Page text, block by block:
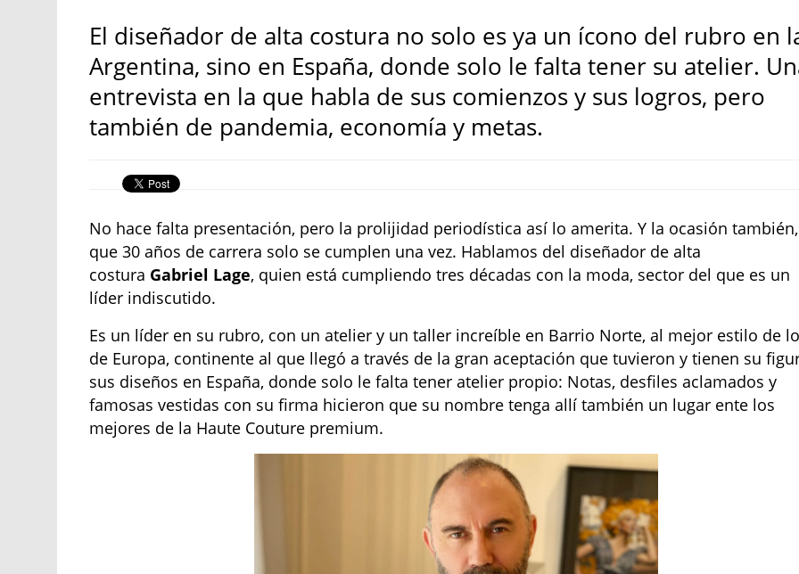
El diseñador de alta costura no solo es ya un ícono del rubro en
Argentina, sino en España, donde solo le falta tener su atelier.
entrevista en la que habla de sus comienzos y sus logros, pero
también de pandemia, economía y metas.
No hace falta presentación, pero la prolijidad periodística así lo amerita. Y la ocasión
que 30 años de carrera solo se cumplen una vez. Hablamos del diseñador de alta
costura Gabriel Lage, quien está cumpliendo tres décadas con la moda, sector del que es un
líder indiscutido.
Es un líder en su rubro, con un atelier y un taller increíble en Barrio Norte, al mejor estilo de
de Europa, continente al que llegó a través de la gran aceptación que tuvieron y tienen su
sus diseños en España, donde solo le falta tener atelier propio: Notas, desfiles aclamados y
famosas vestidas con su firma hicieron que su nombre tenga allí también un lugar ente los
mejores de la Haute Couture premium.